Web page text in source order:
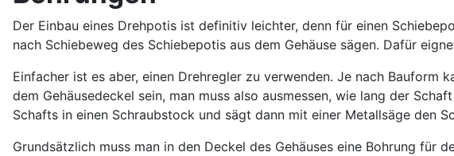
Der Einbau eines Drehpotis ist definitiv leichter, denn für einen
nach Schiebeweg des Schiebepotis aus dem Gehäuse sägen. Dafür
Einfacher ist es aber, einen Drehregler zu verwenden. Je nach
dem Gehäusedeckel sein, man muss also ausmessen, wie lang der
Schafts in einen Schraubstock und sägt dann mit einer Metallsäge den
Grundsätzlich muss man in den Deckel des Gehäuses eine Bohrung für